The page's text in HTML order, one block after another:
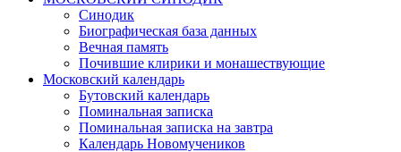
Синодик
Биографическая база данных
Вечная память
Почившие клирики и монашествующие
Московский календарь
Бутовский календарь
Поминальная записка
Поминальная записка на завтра
Календарь Новомучеников